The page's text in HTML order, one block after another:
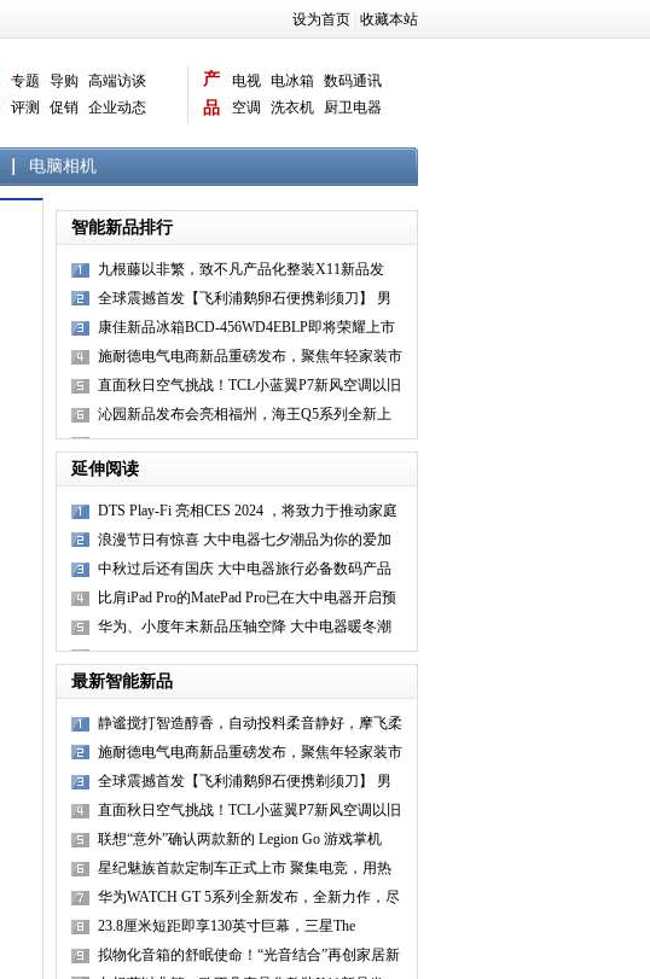
设为首页 收藏本站
专题 导购
高端访谈
评测
促销 企业动态
产
品
电视 电冰箱 数码通讯
空调
洗衣机
厨卫电器
电脑相机
智能新品排行
九根藤以非繁，致不凡产品化整装X11新品发
布，唤醒家装新时
全球震撼首发【飞利浦鹅卵石便携剃须刀】 男
人秒速爆改神器
康佳新品冰箱BCD-456WD4EBLP即将荣耀上市
施耐德电气电商新品重磅发布，聚焦年轻家装市
场推出皓隽系列
直面秋日空气挑战！TCL小蓝翼P7新风空调以旧
换新“氧”护全
沁园新品发布会亮相福州，海王Q5系列全新上
市！
延伸阅读
DTS Play-Fi 亮相CES 2024 ，将致力于推动家庭
影院发展
浪漫节日有惊喜 大中电器七夕潮品为你的爱加
分
中秋过后还有国庆 大中电器旅行必备数码产品
推荐
比肩iPad Pro的MatePad Pro已在大中电器开启预
约
华为、小度年末新品压轴空降 大中电器暖冬潮
生活不将就
最新智能新品
静谧搅打智造醇香，自动投料柔音静好，摩飞柔
音破
施耐德电气电商新品重磅发布，聚焦年轻家装市
场推
全球震撼首发【飞利浦鹅卵石便携剃须刀】 男
人秒
直面秋日空气挑战！TCL小蓝翼P7新风空调以旧
换新
联想“意外”确认两款新的 Legion Go 游戏掌机
星纪魅族首款定制车正式上市 聚集电竞，用热
爱
华为WATCH GT 5系列全新发布，全新力作，尽
显锋芒
23.8厘米短距即享130英寸巨幕，三星The
Premier
拟物化音箱的舒眠使命！“光音结合”再创家居新